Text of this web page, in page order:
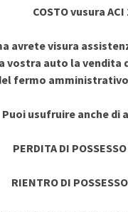
COSTO vusura ACI
ma avrete visura
vostra auto la
amministrativo
Puoi usufruire anche di
PERDITA DI
RIENTRO DI